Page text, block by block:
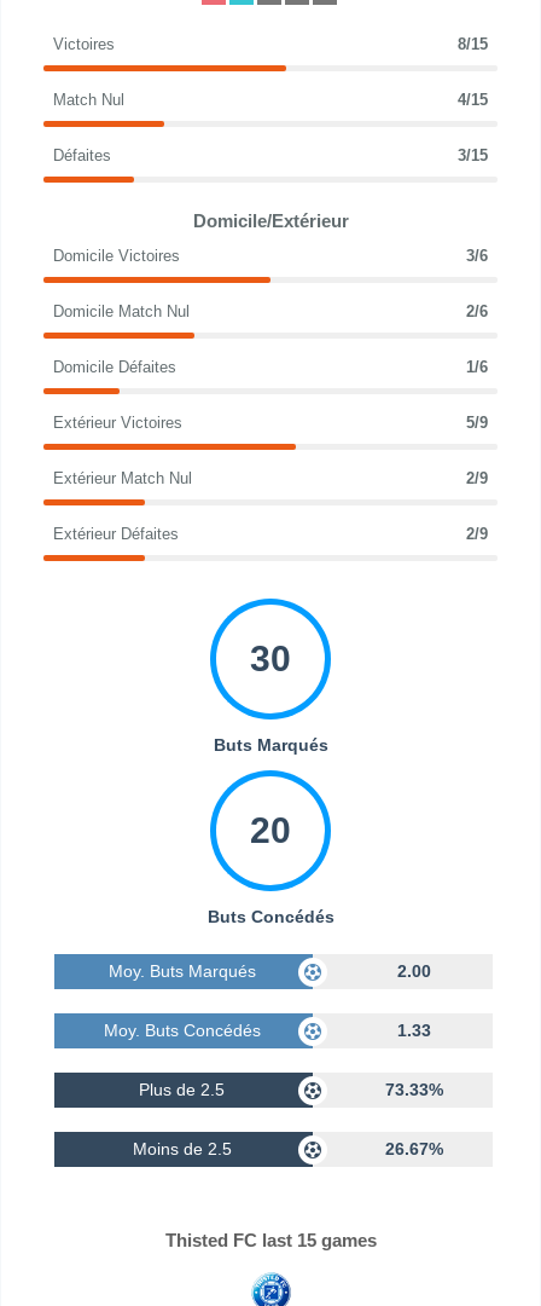
Victoires 8/15
Match Nul 4/15
Défaites 3/15
Domicile/Extérieur
Domicile Victoires 3/6
Domicile Match Nul 2/6
Domicile Défaites 1/6
Extérieur Victoires 5/9
Extérieur Match Nul 2/9
Extérieur Défaites 2/9
30
Buts Marqués
20
Buts Concédés
Moy. Buts Marqués 2.00
Moy. Buts Concédés 1.33
Plus de 2.5 73.33%
Moins de 2.5 26.67%
Thisted FC last 15 games